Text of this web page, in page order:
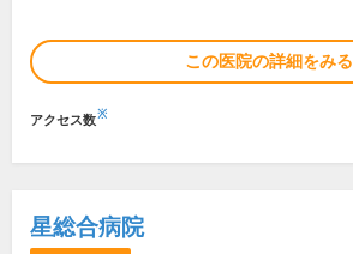
この医院の詳細をみる
アクセス数※
星総合病院